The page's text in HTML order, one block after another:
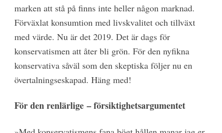
marken att stå på finns inte heller någon marknad.
Förväxlat konsumtion med livskvalitet och tillväxt
med värde. Nu är det 2019. Det är dags för
konservatismen att åter bli grön. För den nyfikna
konservativa såväl som den skeptiska följer nu en
övertalningseskapad. Häng med!
För den renlärlige – försiktighetsargumentet